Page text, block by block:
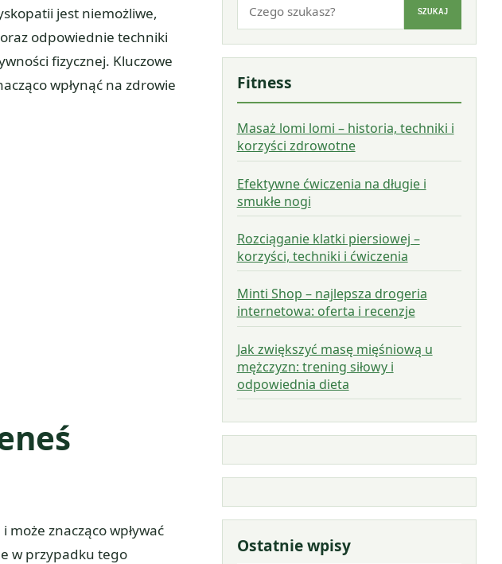
jest niemożliwe,
odpowiednie techniki
fizycznej. Kluczowe
wpłynąć na zdrowie
znacząco wpływać
w przypadku tego
SZUKAJ
Fitness
Masaż lomi lomi – historia, techniki i
korzyści zdrowotne
Efektywne ćwiczenia na długie i
smukłe nogi
Rozciąganie klatki piersiowej –
korzyści, techniki i ćwiczenia
Minti Shop – najlepsza drogeria
internetowa: oferta i recenzje
Jak zwiększyć masę mięśniową u
mężczyzn: trening siłowy i
odpowiednia dieta
Ostatnie wpisy